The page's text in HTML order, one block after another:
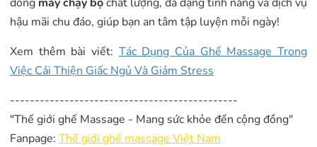
hậu mãi chu đáo, giúp bạn an tâm tập luyện mỗi ngày!
Xem thêm bài viết: Tác Dụng Của Ghế Massage Trong
Việc Cải Thiện Giấc Ngủ Và Giảm Stress
----------------------------------------------
"Thế giới ghế Massage - Mang sức khỏe đến cộng đồng"
Fanpage: Thế giới ghế massage Việt Nam